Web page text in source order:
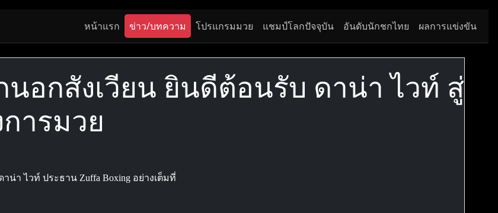
หน้าแรก ข่าว/บทความ โปรแกรมมวย แชมป์โลกปัจจุบัน อันดับนักชกไทย ผลการแข่งขัน
นอกสังเวียน ยินดีต้อนรับ ดาน่า ไวท์ สู่
ารมวย
น่า ไวท์ ประธาน Zuffa Boxing อย่างเต็มที่